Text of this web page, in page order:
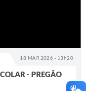
18 MAR 2026 - 13h20
- PREGÃO